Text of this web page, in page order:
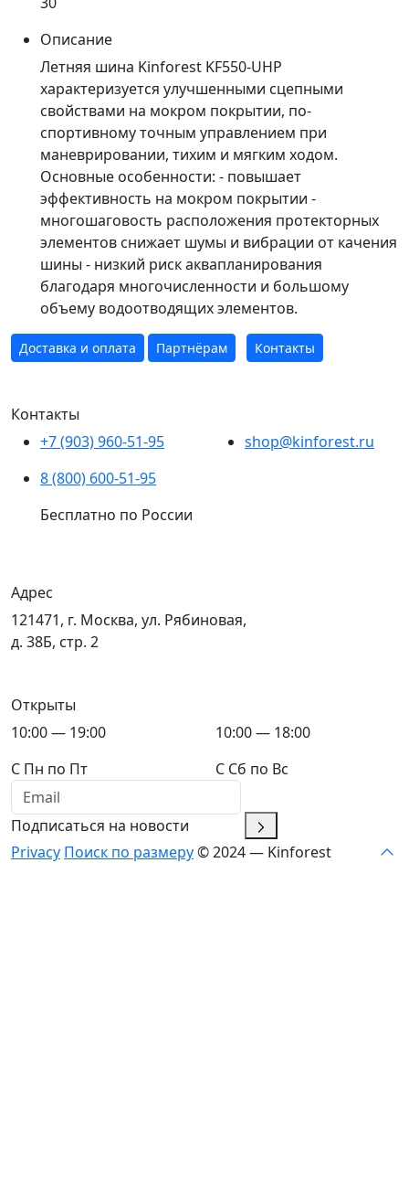
Описание
Летняя шина Kinforest KF550-UHP
характеризуется улучшенными сцепными
свойствами на мокром покрытии, по-
спортивному точным управлением при
маневрировании, тихим и мягким ходом.
Основные особенности: - повышает
эффективность на мокром покрытии -
многошаговость расположения протекторных
элементов снижает шумы и вибрации от качения
шины - низкий риск аквапланирования
благодаря многочисленности и большому
объему водоотводящих элементов.
Доставка и оплата Партнёрам Контакты
Контакты
+7 (903) 960-51-95
8 (800) 600-51-95
Бесплатно по России
shop@kinforest.ru
Адрес
121471, г. Москва, ул. Рябиновая,
д. 38Б, стр. 2
Открыты
10:00 — 19:00
C Пн по Пт
10:00 — 18:00
C Сб по Вс
Подписаться на новости
Privacy Поиск по размеру© 2024 — Kinforest